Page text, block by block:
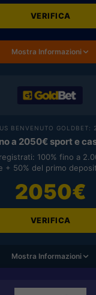
VERIFICA
Mostra Informazioni
BENVENUTO GOLDBET:
a 2050€ sport e
100% fino a
+ 50% del primo
2050€
VERIFICA
Mostra Informazioni